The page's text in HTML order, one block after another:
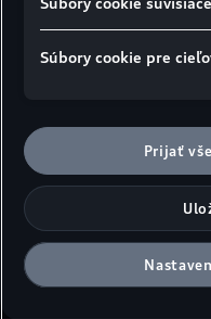
Stručný
Pre kompletnú
Súbory cookie pre
Prijať